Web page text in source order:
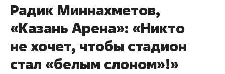
Радик Миннахметов,
«Казань Арена»: «Никто
не хочет, чтобы стадион
стал «белым слоном»!»